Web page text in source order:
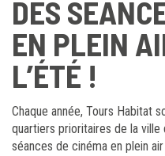
DES
EN PLEIN
L’ÉTÉ !
Chaque année, Tours Habitat
quartiers prioritaires de la
séances de cinéma en plein